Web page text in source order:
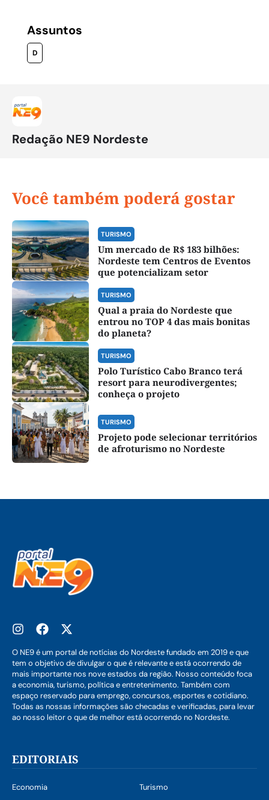
Assuntos
D
Redação NE9 Nordeste
Você também poderá gostar
TURISMO
Um mercado de R$ 183 bilhões:
Nordeste tem Centros de Eventos
que potencializam setor
TURISMO
Qual a praia do Nordeste que
entrou no TOP 4 das mais bonitas
do planeta?
TURISMO
Polo Turístico Cabo Branco terá
resort para neurodivergentes;
conheça o projeto
TURISMO
Projeto pode selecionar territórios
de afroturismo no Nordeste
O NE9 é um portal de notícias do Nordeste fundado em 2019 e que
tem o objetivo de divulgar o que é relevante e está ocorrendo de
mais importante nos nove estados da região. Nosso conteúdo foca
a economia, turismo, política e entretenimento. Também com
espaço reservado para emprego, concursos, esportes e cotidiano.
Todas as nossas informações são checadas e verificadas, para levar
ao nosso leitor o que de melhor está ocorrendo no Nordeste.
EDITORIAIS
Economia
Turismo